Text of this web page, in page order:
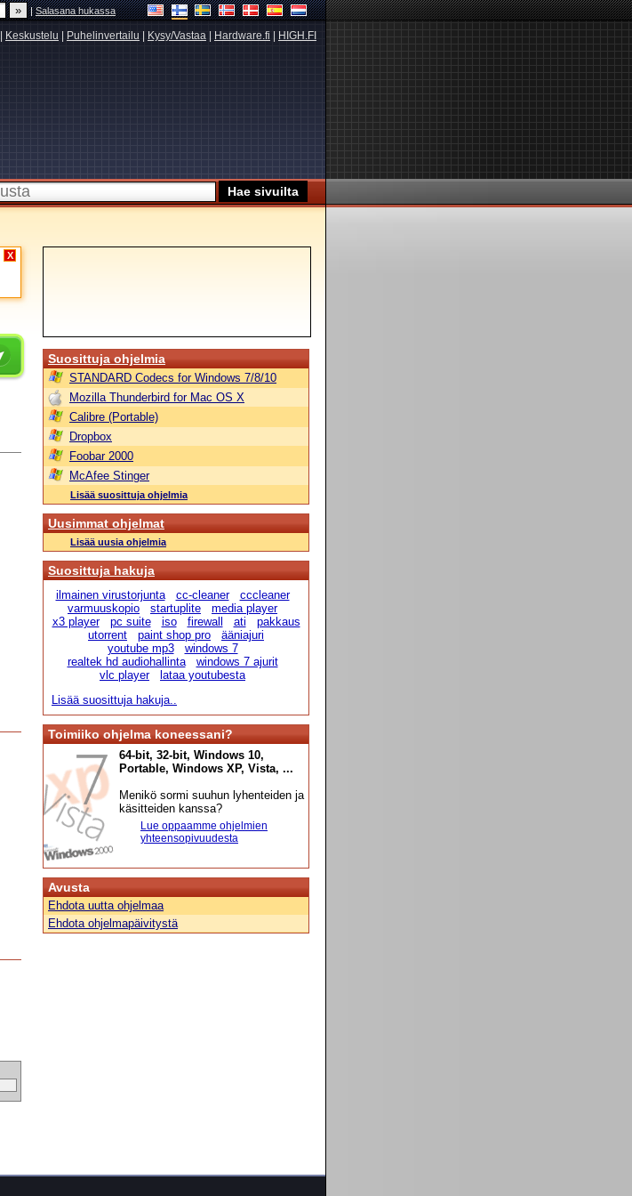
|Salasana hukassa
Keskustelu Puhelinvertailu Kysy/Vastaa Hardware.fi HIGH.FI
X
Suosittuja ohjelmia
STANDARD Codecs for Windows 7/8/10
Mozilla Thunderbird for Mac OS X
Calibre (Portable)
Dropbox
Foobar 2000
McAfee Stinger
Lisää suosittuja ohjelmia
Uusimmat ohjelmat
Lisää uusia ohjelmia
Suosittuja hakuja
ilmainen virustorjunta cc-cleaner
cccleaner
varmuuskopio
startuplite
media player
x3 player
pc suite iso firewall ati
pakkaus
utorrent
paint shop pro
ääniajuri
youtube mp3
windows 7
realtek hd audiohallinta
windows 7 ajurit
vlc player
lataa youtubesta
Lisää suosittuja hakuja..
Toimiiko ohjelma koneessani?
64-bit, 32-bit, Windows 10,
Portable, Windows XP, Vista, ...
Menikö sormi suuhun lyhenteiden ja
käsitteiden kanssa?
Lue oppaamme ohjelmien
yhteensopivuudesta
Avusta
Ehdota uutta ohjelmaa
Ehdota ohjelmapäivitystä